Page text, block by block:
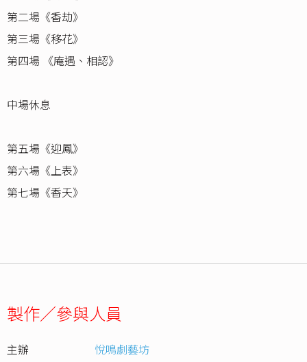
第二場《香劫》
第三場《移花》
第四場 《庵遇、相認》
中場休息
第五場《迎鳳》
第六場《上表》
第七場《香夭》
製作／參與人員
主辦
悅鳴劇藝坊